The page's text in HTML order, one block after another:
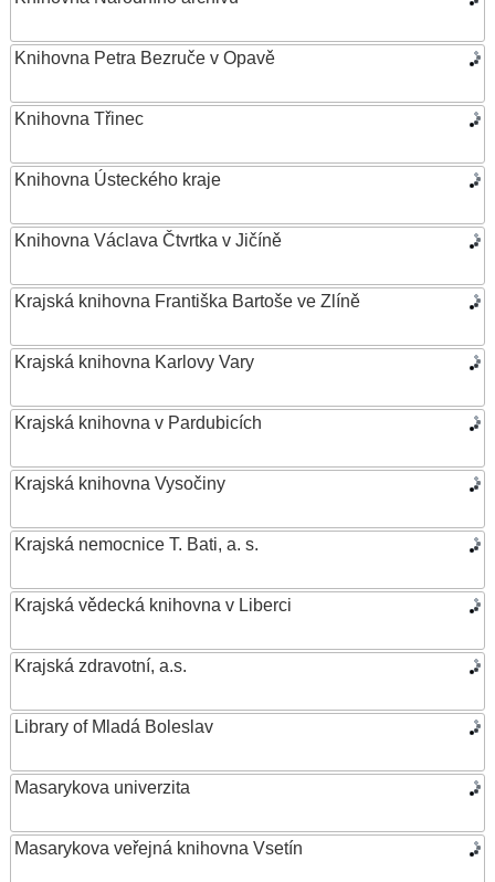
Knihovna Petra Bezruče v Opavě
Knihovna Třinec
Knihovna Ústeckého kraje
Knihovna Václava Čtvrtka v Jičíně
Krajská knihovna Františka Bartoše ve Zlíně
Krajská knihovna Karlovy Vary
Krajská knihovna v Pardubicích
Krajská knihovna Vysočiny
Krajská nemocnice T. Bati, a. s.
Krajská vědecká knihovna v Liberci
Krajská zdravotní, a.s.
Library of Mladá Boleslav
Masarykova univerzita
Masarykova veřejná knihovna Vsetín